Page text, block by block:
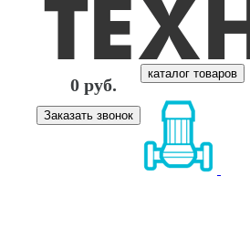
0 руб.
Заказать звонок
каталог товаров